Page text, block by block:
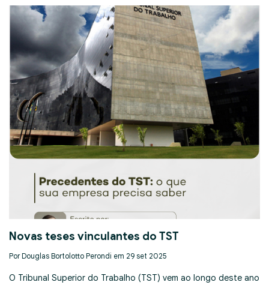
Novas teses vinculantes do TST
Por Douglas Bortolotto Perondi em 29 set 2025
O Tribunal Superior do Trabalho (TST) vem ao longo deste ano